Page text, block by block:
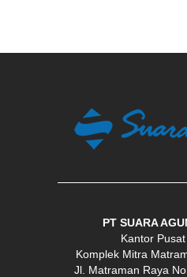
PT SUARA
Kantor
Komplek Mitra
Jl. Matraman Raya